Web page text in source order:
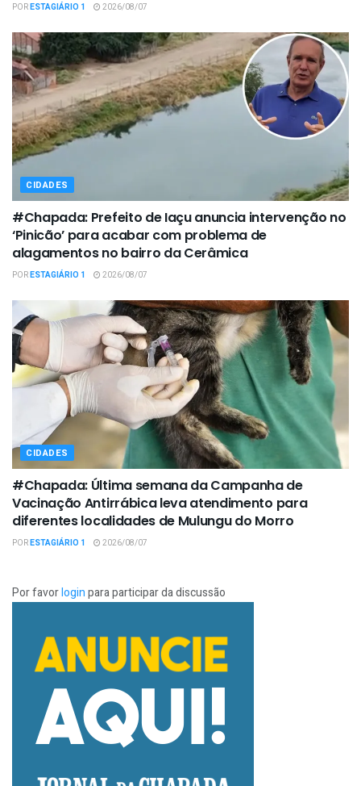
PORESTAGIÁRIO 1 2026/08/07
CIDADES
#Chapada: Prefeito de Iaçu anuncia intervenção no
‘Pinicão’ para acabar com problema de
alagamentos no bairro da Cerâmica
PORESTAGIÁRIO 1 2026/08/07
CIDADES
#Chapada: Última semana da Campanha de
Vacinação Antirrábica leva atendimento para
diferentes localidades de Mulungu do Morro
PORESTAGIÁRIO 1 2026/08/07
Por favorloginpara participar da discussão